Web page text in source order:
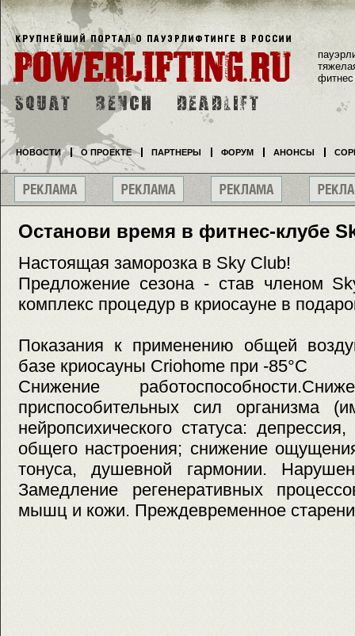
Останови время в фитнес-клубе
Настоящая заморозка в Sky Club!
Предложение сезона - став членом
комплекс процедур в криосауне в
Показания к применению общей
базе криосауны Criohome при -85°С
Снижение
приспособительных сил организма
нейропсихического статуса:
общего настроения; снижение
тонуса, душевной гармонии.
Замедление регенеративных
мышц и кожи. Преждевременное
фитнес
НОВОСТИ О ПРОЕКТЕ ПАРТНЕРЫ ФОРУМ АНОНСЫ